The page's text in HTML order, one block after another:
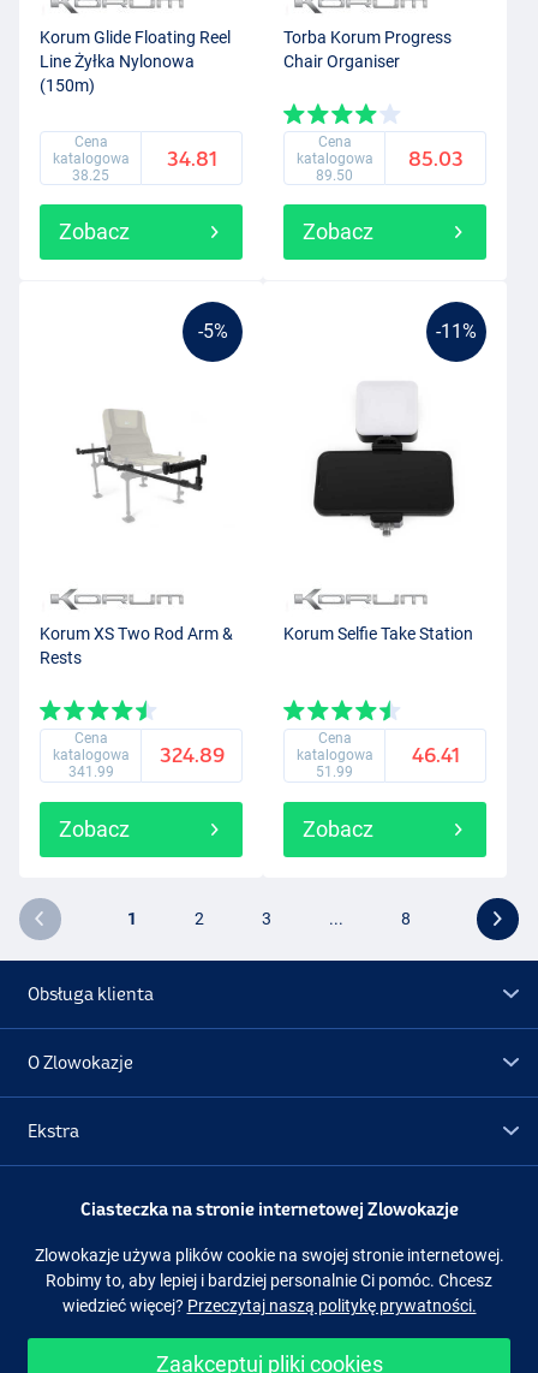
Korum Glide Floating Reel
Line Żyłka Nylonowa
(150m)
Cena
katalogowa
38.25
34.81
Zobacz
Torba Korum Progress
Chair Organiser
Cena
katalogowa
89.50
85.03
Zobacz
-5%
Korum XS Two Rod Arm &
Rests
Cena
katalogowa
341.99
324.89
Zobacz
-11%
Korum Selfie Take Station
Cena
katalogowa
51.99
46.41
Zobacz
1 2 3 ... 8
Obsługa klienta
O Zlowokazje
Ekstra
Promocje
Obserwuj nas Facebook Instagram
Ciasteczka na stronie internetowej Zlowokazje
Zlowokazje używa plików cookie na swojej stronie internetowej.
Robimy to, aby lepiej i bardziej personalnie Ci pomóc. Chcesz
wiedzieć więcej? Przeczytaj naszą politykę prywatności.
Zaakceptuj pliki cookies